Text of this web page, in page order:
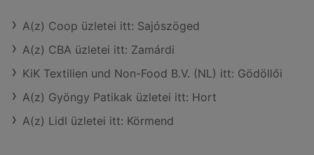
A(z) Coop üzletei itt: Sajószöged
A(z) CBA üzletei itt: Zamárdi
KiK Textilien und Non-Food B.V. (NL) itt: Gödöllői
A(z) Gyöngy Patikak üzletei itt: Hort
A(z) Lidl üzletei itt: Körmend